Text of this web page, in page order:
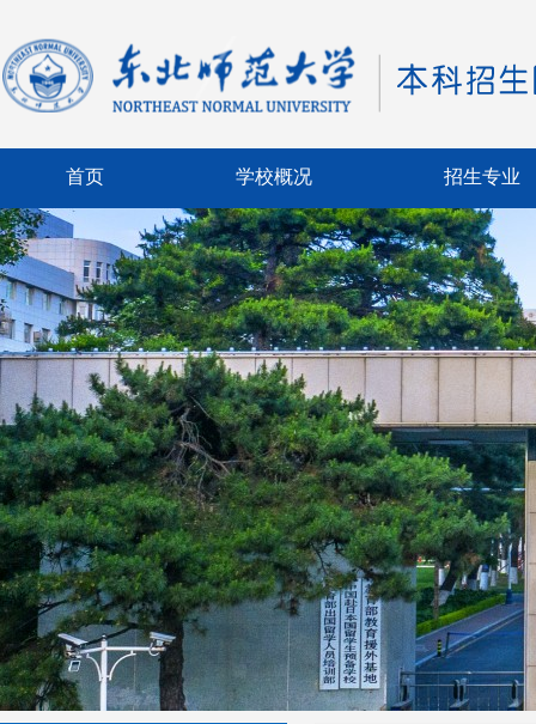
首页 学校概况 招生专业